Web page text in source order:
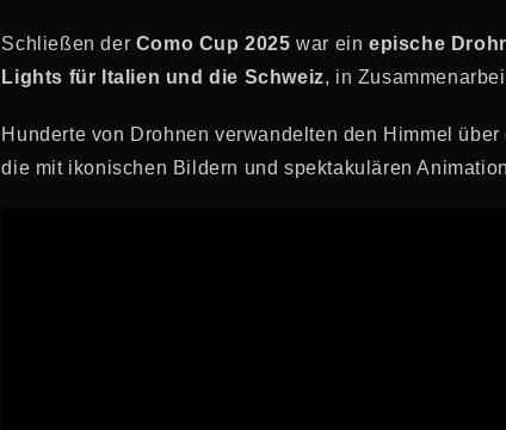
Schließen der Como Cup 2025 war ein epische
Lights für Italien und die Schweiz, in
Hunderte von Drohnen verwandelten den Himmel
die mit ikonischen Bildern und spektakulären